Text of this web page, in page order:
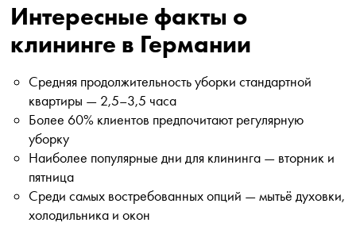
Интересные факты о
клининге в Германии
Средняя продолжительность уборки стандартной
квартиры — 2,5–3,5 часа
Более 60% клиентов предпочитают регулярную
уборку
Наиболее популярные дни для клининга — вторник и
пятница
Среди самых востребованных опций — мытьё духовки,
холодильника и окон